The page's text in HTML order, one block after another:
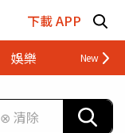
下載 APP
娛樂 財經
⊗ 清除